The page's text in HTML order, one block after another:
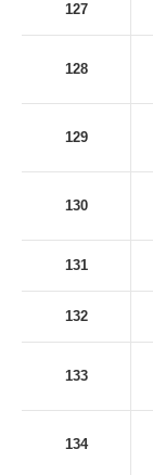
127
128
129
130
131
132
133
134